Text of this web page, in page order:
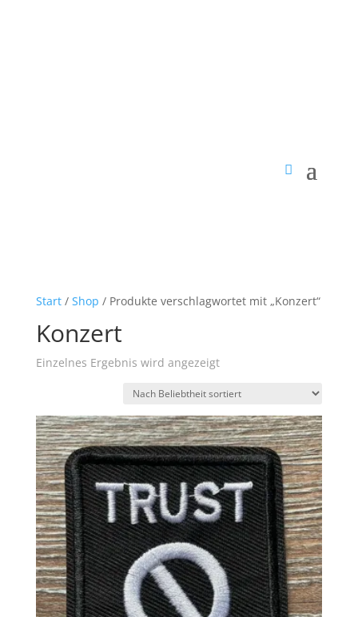
Start/ Shop / Produkte verschlagwortet mit „Konzert“
Konzert
Einzelnes Ergebnis wird angezeigt